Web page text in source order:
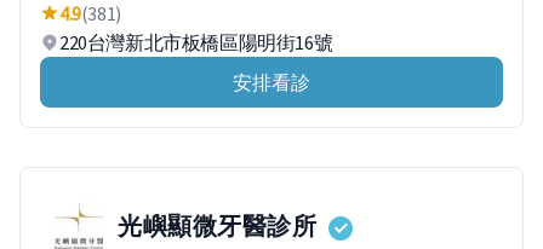
4.9(381)
220台灣新北市板橋區陽明街16號
安排看診
光嶼顯微牙醫診所